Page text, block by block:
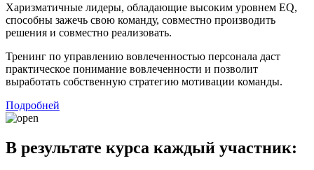
Харизматичные лидеры, обладающие высоким уровнем EQ,
способны зажечь свою команду, совместно производить
решения и совместно реализовать.
Тренинг по управлению вовлеченностью персонала даст
практическое понимание вовлеченности и позволит
выработать собственную стратегию мотивации команды.
Подробней
В результате курса каждый участник: